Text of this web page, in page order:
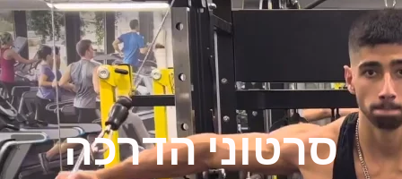
סרטוני הדרכה